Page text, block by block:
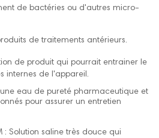
de bactéries ou d'autres micro-
de traitements antérieurs.
de produit qui pourrait entrainer le
internes de l'appareil.
eau de pureté pharmaceutique et
pour assurer un entretien
: Solution saline très douce qui